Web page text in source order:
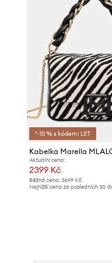
*-10 % s kódem: LST
Kabelka Marella
Aktuální cena:
2399 Kč
Běžná cena: 3699 Kč
Nejnižší cena za posledních 30